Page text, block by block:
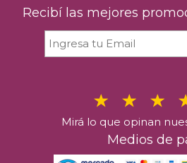
Recibí las mejores
Mirá lo que opinan
Medios de